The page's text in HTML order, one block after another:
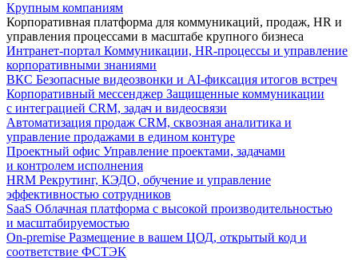
Крупным компаниям
Корпоративная платформа для коммуникаций, продаж, HR и
управления процессами в масштабе крупного бизнеса
Интранет-портал Коммуникации, HR-процессы и управление
корпоративными знаниями
ВКС Безопасные видеозвонки и AI-фиксация итогов встреч
Корпоративный мессенджер Защищенные коммуникации
с интеграцией CRM, задач и видеосвязи
Автоматизация продаж CRM, сквозная аналитика и
управление продажами в едином контуре
Проектный офис Управление проектами, задачами
и контролем исполнения
HRM Рекрутинг, КЭДО, обучение и управление
эффективностью сотрудников
SaaS Облачная платформа с высокой производительностью
и масштабируемостью
On-premise Размещение в вашем ЦОД, открытый код и
соответствие ФСТЭК